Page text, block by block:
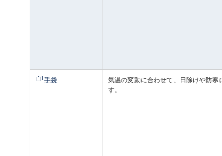
手袋
気温の変動に合わせて、日除けや防寒
す。